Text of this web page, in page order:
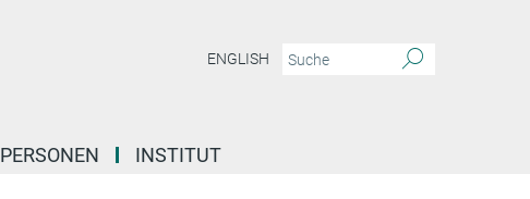
ENGLISH
PERSONEN INSTITUT